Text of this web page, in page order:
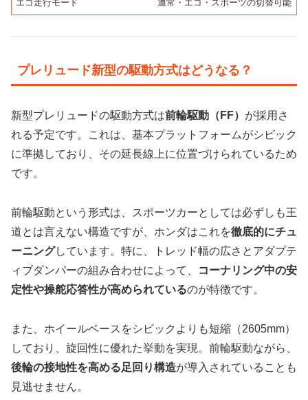
エコ走行モード 通常・エコ・スポーツの切替可能
プレリュード新型の駆動方式はどうなる？
新型プレリュードの駆動方式は前輪駆動（FF） が採用さ
れる予定です。これは、基本プラットフォームがシビック
に準拠しており、その延長線上に位置づけられているため
です。
前輪駆動という形式は、スポーツカーとしては必ずしも王
道とは言えない構造ですが、ホンダはこれを徹底的にチュ
ーニングしています。特に、トレッド幅の広さとアダプテ
ィブダンパーの組み合わせによって、
コーナリング中の安
定性や操舵応答性が高められているのが特徴です。
また、ホイールベースをシビックよりも短縮（2605mm）
しており、旋回性に優れた挙動を実現。前輪駆動ながら、
後輪の接地性を高める足回り構造が導入されていることも
見逃せません。